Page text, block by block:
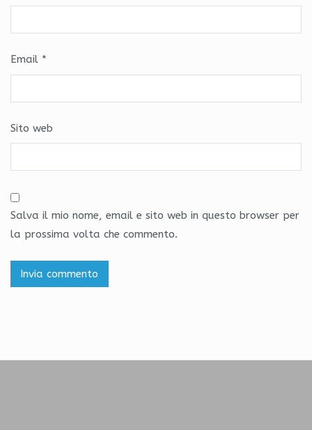
Email *
Sito web
Salva il mio nome, email e sito web in questo browser per
la prossima volta che commento.